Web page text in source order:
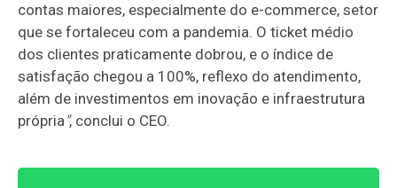
contas maiores, especialmente do e-commerce, setor
que se fortaleceu com a pandemia. O ticket médio
dos clientes praticamente dobrou, e o índice de
satisfação chegou a 100%, reflexo do atendimento,
além de investimentos em inovação e infraestrutura
própria", conclui o CEO.